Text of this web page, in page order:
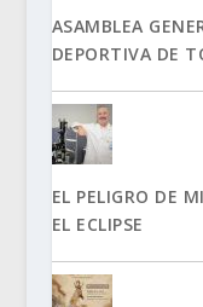
ASAMBLEA
DEPORTIVA DE
EL PELIGRO DE
EL ECLIPSE